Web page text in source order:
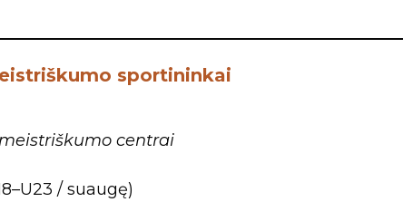
sportininkai
centrai
/ suaugę)